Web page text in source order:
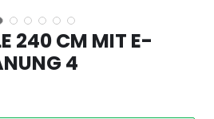
240 CM MIT E-
4